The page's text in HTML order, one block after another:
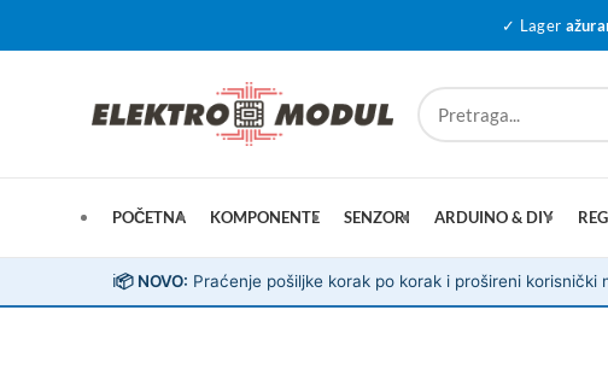
✓ Lager
POČETNA KOMPONENTE SENZORI ARDUINO & DIY
ℹ️📦 NOVO: Praćenje pošiljke korak po korak i prošireni